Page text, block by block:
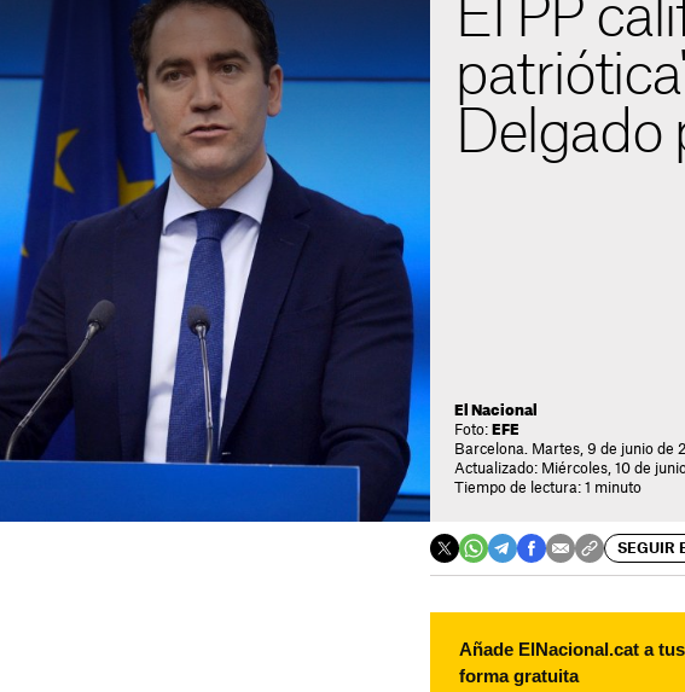
El PP
Delgado
El Nacional
Foto: EFE
Barcelona. Martes, 9 de junio de
Actualizado: Miércoles, 10 de
Tiempo de lectura: 1 minuto
SEGUIR
Añade ElNacional.cat a
forma gratuita